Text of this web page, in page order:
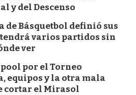
y del Descenso
de Básquetbol definió sus
varios partidos sin
ver
por el Torneo
equipos y la otra mala
cortar el Mirasol